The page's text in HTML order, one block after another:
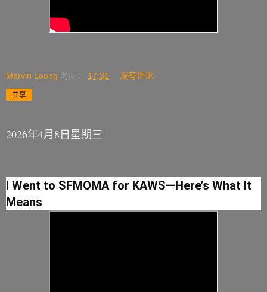
Marvin Loong 时间： 17:31 没有评论:
共享
2026年4月8日星期三
I Went to SFMOMA for KAWS—Here’s What It
Means